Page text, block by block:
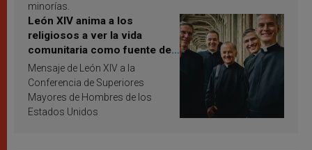
minorías.
León XIV anima a los
religiosos a ver la vida
comunitaria como fuente de
inspiración y santificación
Mensaje de León XIV a la
Conferencia de Superiores
Mayores de Hombres de los
Estados Unidos